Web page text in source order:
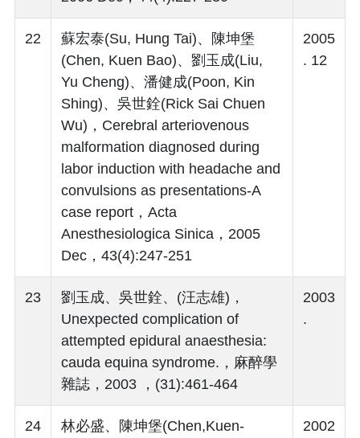
22
蘇宏泰(Su, Hung Tai)、陳坤堡
(Chen, Kuen Bao)、劉玉成(Liu,
Yu Cheng)、潘健成(Poon, Kin
Shing)、吳世銓(Rick Sai Chuen
Wu)，Cerebral arteriovenous
malformation diagnosed during
labor induction with headache and
convulsions as presentations-A
case report，Acta
Anesthesiologica Sinica，2005
Dec，43(4):247-251
2005
. 12
23
劉玉成、吳世銓、(汪志雄)，
Unexpected complication of
attempted epidural anaesthesia:
cauda equina syndrome.，麻醉學
雜誌，2003 ，(31):461-464
2003
.
24
林必盛、陳坤堡(Chen,Kuen-
2002